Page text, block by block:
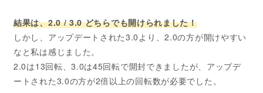
結果は、2.0 / 3.0 どちらでも開けられました！
しかし、アップデートされた3.0より、2.0の方が開けやすい
なと私は感じました。
2.0は13回転、3.0は45回転で開封できましたが、アップデ
ートされた3.0の方が2倍以上の回転数が必要でした。